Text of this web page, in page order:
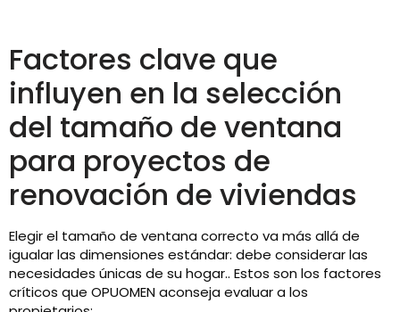
Factores clave que
influyen en la selección
del tamaño de ventana
para proyectos de
renovación de viviendas
Elegir el tamaño de ventana correcto va más allá de
igualar las dimensiones estándar: debe considerar las
necesidades únicas de su hogar.. Estos son los factores
críticos que OPUOMEN aconseja evaluar a los